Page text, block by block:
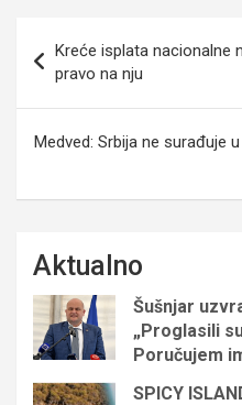
objava
Kreće isplata nacionalne
pravo na nju
Medved: Srbija ne surađuje
Aktualno
Šušnjar
„Proglasili
Poručujem
SPICY